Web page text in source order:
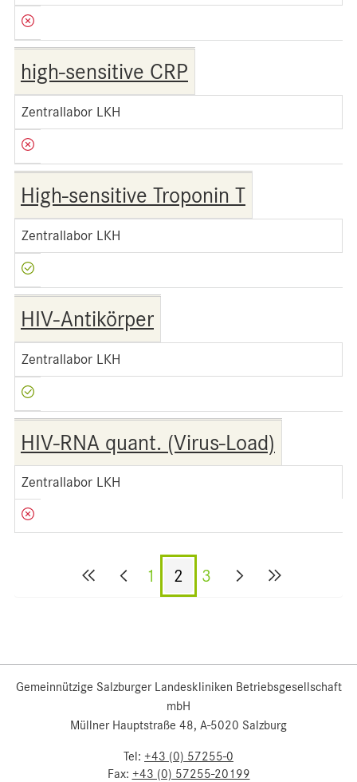
high-sensitive CRP
Zentrallabor LKH
High-sensitive Troponin T
Zentrallabor LKH
HIV-Antikörper
Zentrallabor LKH
HIV-RNA quant. (Virus-Load)
Zentrallabor LKH
1 2 3
Gemeinnützige Salzburger Landeskliniken Betriebsgesellschaft
mbH
Müllner Hauptstraße 48, A-5020 Salzburg
Tel: +43 (0) 57255-0
Fax: +43 (0) 57255-20199